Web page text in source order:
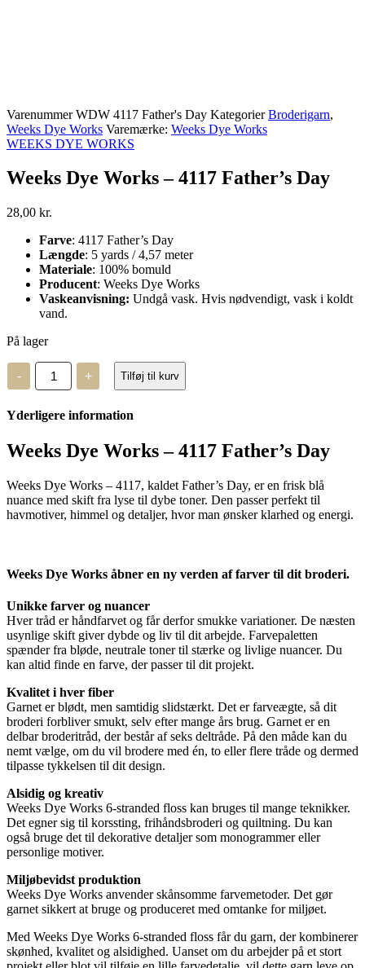
VarenummerWDW 4117 Father's Day Kategorier Broderigarn,
Weeks Dye Works Varemærke: Weeks Dye Works
WEEKS DYE WORKS
Weeks Dye Works – 4117 Father’s Day
28,00 kr.
Farve: 4117 Father’s Day
Længde: 5 yards / 4,57 meter
Materiale: 100% bomuld
Producent: Weeks Dye Works
Vaskeanvisning: Undgå vask. Hvis nødvendigt, vask i koldt
vand.
På lager
-
Weeks
Dye
Works
4117
Day
antal
+ Tilføj til kurv
Yderligere information
Weeks Dye Works – 4117 Father’s Day
Weeks Dye Works – 4117, kaldet Father’s Day, er en frisk blå
nuance med skift fra lyse til dybe toner. Den passer perfekt til
havmotiver, himmel og detaljer, hvor man ønsker klarhed og energi.
Weeks Dye Works åbner en ny verden af farver til dit broderi.
Unikke farver og nuancer
Hver tråd er håndfarvet og får derfor smukke variationer. De næsten
usynlige skift giver dybde og liv til dit arbejde. Farvepaletten
spænder fra bløde, neutrale toner til stærke og livlige nuancer. Du
kan altid finde en farve, der passer til dit projekt.
Kvalitet i hver fiber
Garnet er blødt, men samtidig slidstærkt. Det er farveægte, så dit
broderi forbliver smukt, selv efter mange års brug. Garnet er en
delbar broderitråd, der består af seks deltråde. På den måde kan du
nemt vælge, om du vil brodere med én, to eller flere tråde og dermed
tilpasse tykkelsen til dit design.
Alsidig og kreativ
Weeks Dye Works 6-stranded floss kan bruges til mange teknikker.
Det egner sig til korssting, frihåndsbroderi og quiltning. Du kan
også bruge det til dekorative detaljer som monogrammer eller
personlige motiver.
Miljøbevidst produktion
Weeks Dye Works anvender skånsomme farvemetoder. Det gør
garnet sikkert at bruge og produceret med omtanke for miljøet.
Med Weeks Dye Works 6-stranded floss får du garn, der kombinerer
skønhed, kvalitet og alsidighed. Uanset om du arbejder på et stort